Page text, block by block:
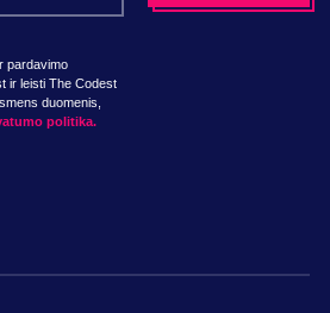
pardavimo
ir leisti The Codest
duomenis,
politika.